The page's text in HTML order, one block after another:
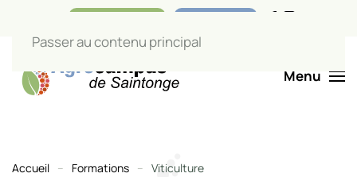
Passer au contenu principal
Menu
Filière Viticulture
Accueil Formations Viticulture